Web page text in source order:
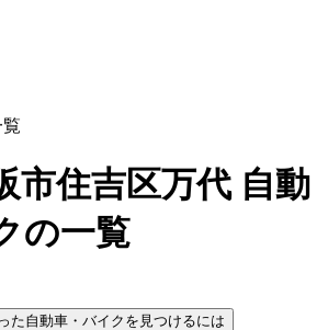
市住吉区万代 自動
の一覧
た自動車・バイクを見つけるには